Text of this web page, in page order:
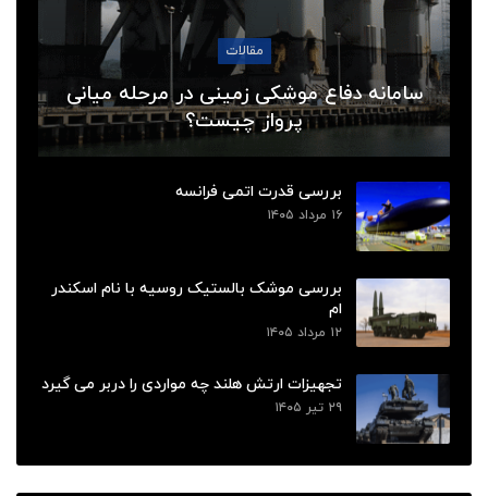
مقالات
سامانه دفاع موشکی زمینی در مرحله میانی
پرواز چیست؟
بررسی قدرت اتمی فرانسه
۱۶ مرداد ۱۴۰۵
بررسی موشک بالستیک روسیه با نام اسکندر
ام
۱۲ مرداد ۱۴۰۵
تجهیزات ارتش هلند چه مواردی را دربر می گیرد
۲۹ تیر ۱۴۰۵